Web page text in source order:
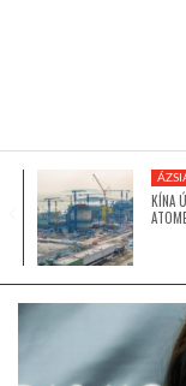
GLOBOTV BP
KÍNA